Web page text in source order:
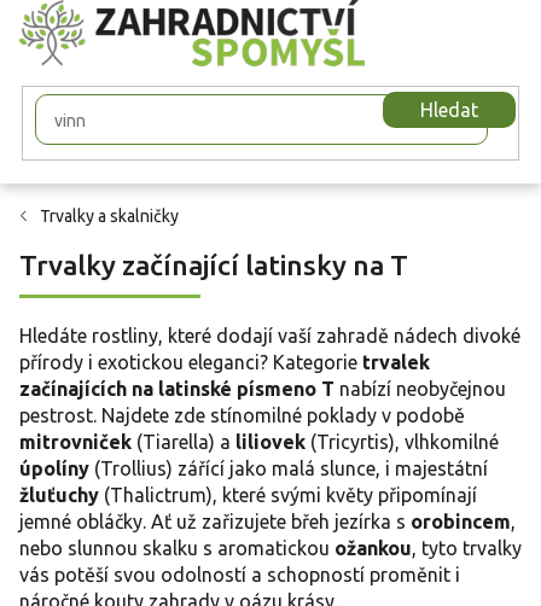
Přejít
na
obsah
Hledat
Trvalky a skalničky
Trvalky začínající latinsky na T
Hledáte rostliny, které dodají vaší zahradě nádech divoké
přírody i exotickou eleganci? Kategorie trvalek
začínajících na latinské písmeno T nabízí neobyčejnou
pestrost. Najdete zde stínomilné poklady v podobě
mitrovniček (Tiarella) a liliovek (Tricyrtis), vlhkomilné
úpolíny (Trollius) zářící jako malá slunce, i majestátní
žluťuchy (Thalictrum), které svými květy připomínají
jemné obláčky. Ať už zařizujete břeh jezírka s orobincem
nebo slunnou skalku s aromatickou ožankou , tyto trvalky
vás potěší svou odolností a schopností proměnit i
náročné kouty zahrady v oázu krásy.